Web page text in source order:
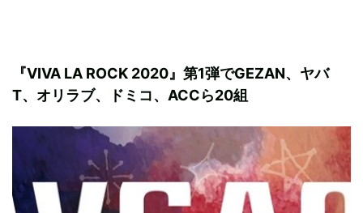
『VIVA LA ROCK 2020』第1弾でGEZAN、ヤバ
T、オリラブ、ドミコ、ACCら20組